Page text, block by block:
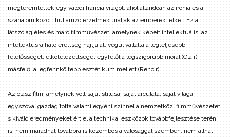
megteremtettek egy valódi francia világot, ahol állandóan az irónia és a
szánalom között hullámzó érzelmek uralják az emberek lelkét. Ez a
látszólag éles és maró filmművészet, amelynek képeit intellektuális, az
intellektusra ható érettség hajtja át, végül vállalta a legteljesebb
felelősséget, elkötelezettséget egyfelől a legszigorúbb morál (Clair),
másfelől a legfennköltebb esztétikum mellett (Renoir).
Az olasz film, amelynek volt saját stílusa, saját arculata, saját világa,
egyszóval gazdagította valami egyéni színnel a nemzetközi filmművészetet,
s kiváló eredményeket ért el a technikai eszközök továbbfejlesztése terén
is, nem maradhat továbbra is közömbös a valósággal szemben, nem állhat